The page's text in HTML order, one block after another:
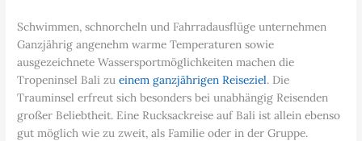
Schwimmen, schnorcheln und Fahrradausflüge unternehmen
Ganzjährig angenehm warme Temperaturen sowie
ausgezeichnete Wassersportmöglichkeiten machen die
Tropeninsel Bali zueinem ganzjährigen Reiseziel. Die
Trauminsel erfreut sich besonders bei unabhängig Reisenden
großer Beliebtheit. Eine Rucksackreise auf Bali ist allein ebenso
gut möglich wie zu zweit, als Familie oder in der Gruppe.